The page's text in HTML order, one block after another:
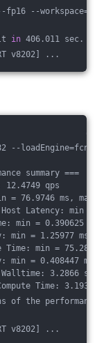
--workspace=64
in 406.011 sec.
v8202] ...
--loadEngine=fcn-
summary ===
qps
76.9746 ms, max =
Latency: min =
= 0.390625 ms,
= 1.25977 ms,
min = 75.2869
= 0.408447 ms,
3.2866 s
Time: 3.19327
of the
v8202] ...